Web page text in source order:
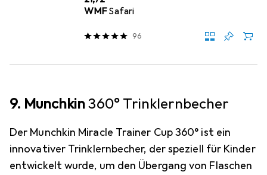
WMFSafari
96
9. Munchkin360° Trinklernbecher
Der Munchkin Miracle Trainer Cup 360° ist ein
innovativer Trinklernbecher, der speziell für Kinder
entwickelt wurde, um den Übergang von Flaschen